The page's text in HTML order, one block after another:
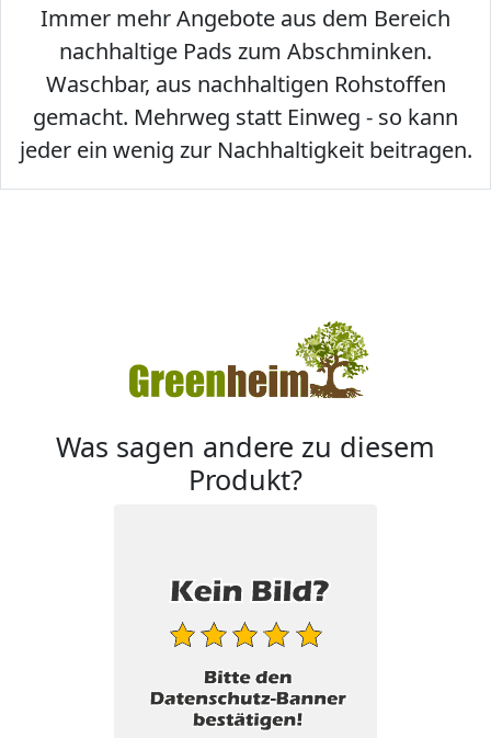
Immer mehr Angebote aus dem Bereich
nachhaltige Pads zum Abschminken.
Waschbar, aus nachhaltigen Rohstoffen
gemacht. Mehrweg statt Einweg - so kann
jeder ein wenig zur Nachhaltigkeit beitragen.
Was sagen andere zu diesem
Produkt?